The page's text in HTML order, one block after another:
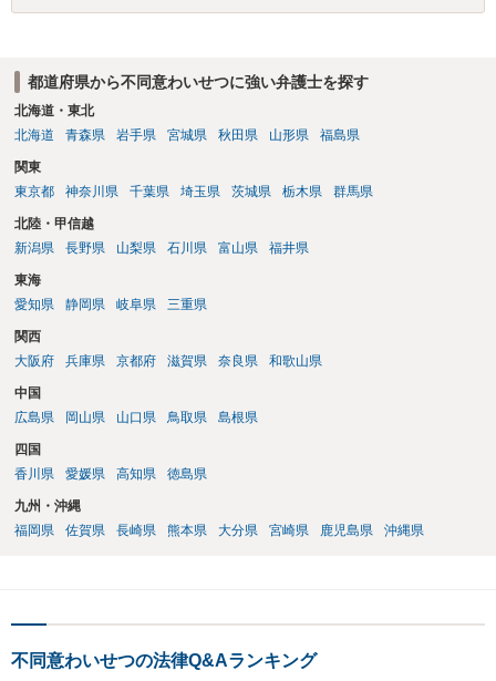
都道府県から不同意わいせつに強い弁護士を探す
北海道・東北
北海道
青森県 岩手県 宮城県 秋田県 山形県 福島県
関東
東京都
神奈川県 千葉県 埼玉県 茨城県 栃木県 群馬県
北陸・甲信越
新潟県
長野県 山梨県 石川県 富山県 福井県
東海
愛知県
静岡県 岐阜県 三重県
関西
大阪府
兵庫県 京都府 滋賀県 奈良県 和歌山県
中国
広島県
岡山県 山口県 鳥取県 島根県
四国
香川県
愛媛県 高知県 徳島県
九州・沖縄
福岡県
佐賀県 長崎県 熊本県 大分県 宮崎県 鹿児島県 沖縄県
不同意わいせつの法律Q&Aランキング